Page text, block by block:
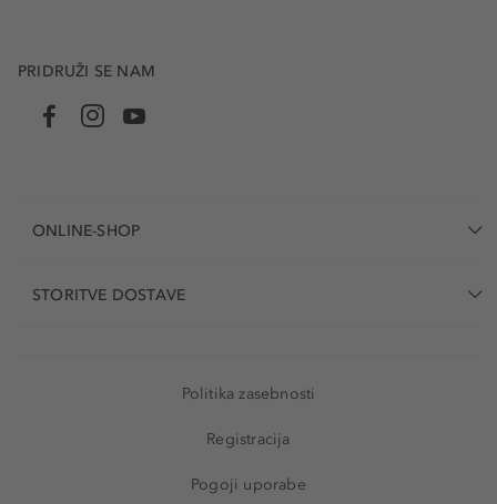
PRIDRUŽI SE NAM
ONLINE-SHOP
STORITVE DOSTAVE
Politika zasebnosti
Registracija
Pogoji uporabe